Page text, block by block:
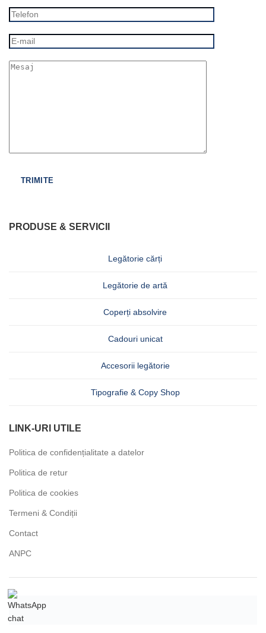
PRODUSE & SERVICII
Legătorie cărți
Legătorie de artă
Coperți absolvire
Cadouri unicat
Accesorii legătorie
Tipografie & Copy Shop
LINK-URI UTILE
Politica de confidențialitate a datelor
Politica de retur
Politica de cookies
Termeni & Condiții
Contact
ANPC